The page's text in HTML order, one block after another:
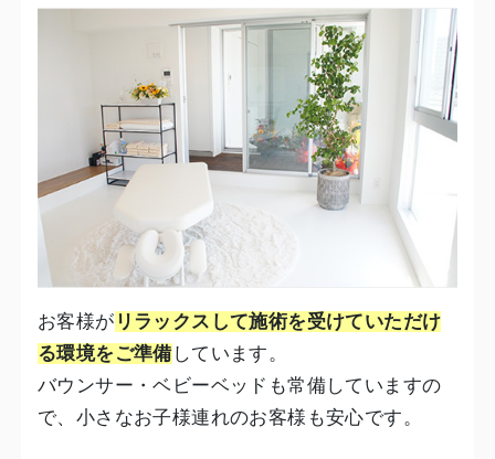
お客様が リラックスして施術を受けていただけ
る環境をご準備しています。
バウンサー・ベビーベッドも常備していますの
で、小さなお子様連れのお客様も安心です。